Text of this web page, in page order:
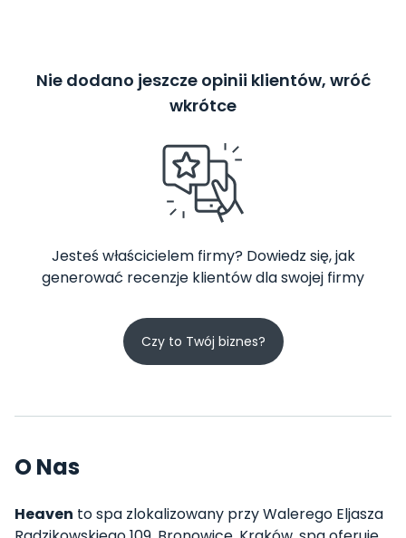
Nie dodano jeszcze opinii klientów, wróć
wkrótce
Jesteś właścicielem firmy? Dowiedz się, jak
generować recenzje klientów dla swojej firmy
Czy to Twój biznes?
O Nas
Heaven to spa zlokalizowany przy Walerego Eljasza